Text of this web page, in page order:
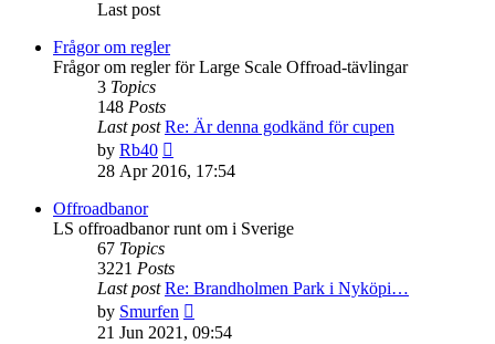
Last post
Frågor om regler
Frågor om regler för Large Scale Offroad-tävlingar
3 Topics
148 Posts
Last post Re: Är denna godkänd för cupen
by Rb40
the
28 Apr 2016, 17:54
Offroadbanor
LS offroadbanor runt om i Sverige
67 Topics
3221 Posts
Last post Re: Brandholmen Park i Nyköpi…
by Smurfen
the
21 Jun 2021, 09:54